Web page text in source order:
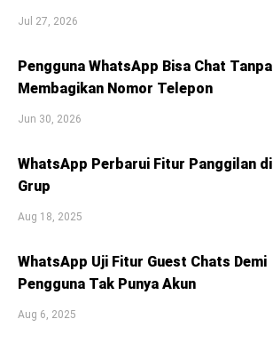
Jul 27, 2026
Pengguna WhatsApp Bisa Chat Tanpa
Membagikan Nomor Telepon
Jun 30, 2026
WhatsApp Perbarui Fitur Panggilan di
Grup
Aug 18, 2025
WhatsApp Uji Fitur Guest Chats Demi
Pengguna Tak Punya Akun
Aug 6, 2025